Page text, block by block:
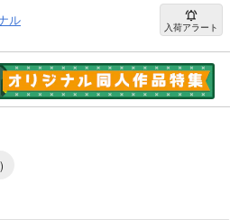
ル 入荷アラート